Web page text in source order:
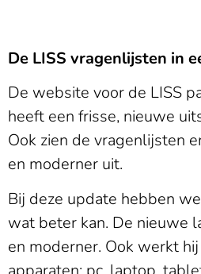
De LISS vragenlijsten in
De website voor de LISS
heeft een frisse, nieuwe
Ook zien de vragenlijsten
en moderner uit.
Bij deze update hebben
wat beter kan. De nieuwe
en moderner. Ook werkt